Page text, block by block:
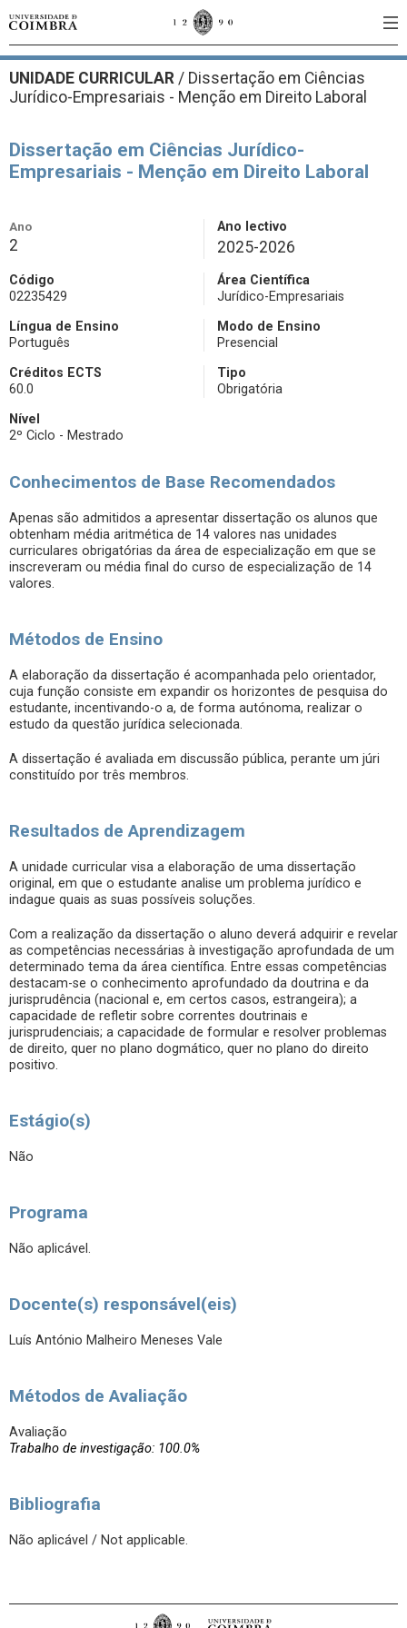
UNIDADE CURRICULAR / Dissertação em Ciências
Jurídico-Empresariais - Menção em Direito Laboral
Dissertação em Ciências Jurídico-
Empresariais - Menção em Direito Laboral
Ano
2
Ano lectivo
2025-2026
Código
02235429
Área Científica
Jurídico-Empresariais
Língua de Ensino
Português
Modo de Ensino
Presencial
Créditos ECTS
60.0
Tipo
Obrigatória
Nível
2º Ciclo - Mestrado
Conhecimentos de Base Recomendados
Apenas são admitidos a apresentar dissertação os alunos que
obtenham média aritmética de 14 valores nas unidades
curriculares obrigatórias da área de especialização em que se
inscreveram ou média final do curso de especialização de 14
valores.
Métodos de Ensino
A elaboração da dissertação é acompanhada pelo orientador,
cuja função consiste em expandir os horizontes de pesquisa do
estudante, incentivando-o a, de forma autónoma, realizar o
estudo da questão jurídica selecionada.
A dissertação é avaliada em discussão pública, perante um júri
constituído por três membros.
Resultados de Aprendizagem
A unidade curricular visa a elaboração de uma dissertação
original, em que o estudante analise um problema jurídico e
indague quais as suas possíveis soluções.
Com a realização da dissertação o aluno deverá adquirir e revelar
as competências necessárias à investigação aprofundada de um
determinado tema da área científica. Entre essas competências
destacam-se o conhecimento aprofundado da doutrina e da
jurisprudência (nacional e, em certos casos, estrangeira); a
capacidade de refletir sobre correntes doutrinais e
jurisprudenciais; a capacidade de formular e resolver problemas
de direito, quer no plano dogmático, quer no plano do direito
positivo.
Estágio(s)
Não
Programa
Não aplicável.
Docente(s) responsável(eis)
Luís António Malheiro Meneses Vale
Métodos de Avaliação
Avaliação
Trabalho de investigação: 100.0%
Bibliografia
Não aplicável / Not applicable.